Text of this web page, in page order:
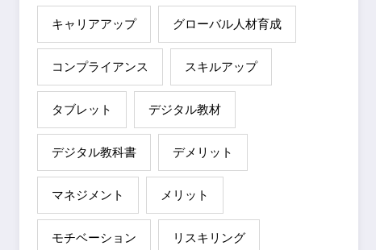
キャリアアップ グローバル人材育成
コンプライアンス スキルアップ
タブレット デジタル教材
デジタル教科書 デメリット
マネジメント メリット
モチベーション リスキリング